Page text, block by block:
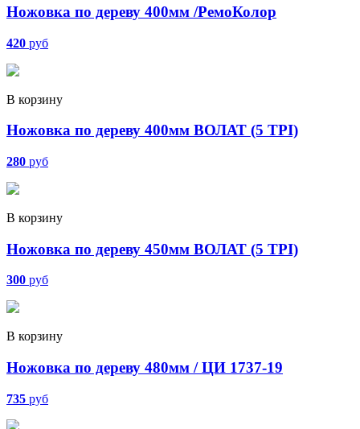
Ножовка по дереву 400мм /РемоКолор
420 руб
В корзину
Ножовка по дереву 400мм ВОЛАТ (5 TPI)
280 руб
В корзину
Ножовка по дереву 450мм ВОЛАТ (5 TPI)
300 руб
В корзину
Ножовка по дереву 480мм / ЦИ 1737-19
735 руб